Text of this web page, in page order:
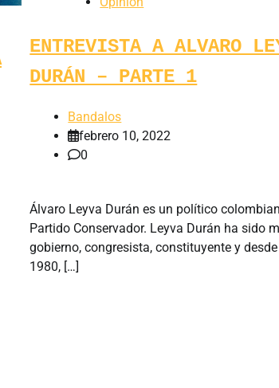
ENTREVISTA A ALVARO
DURÁN – PARTE 1
Bandalos
febrero 10, 2022
0
Álvaro Leyva Durán es un político
Partido Conservador. Leyva Durán ha sido
gobierno, congresista, constituyente y
1980, […]